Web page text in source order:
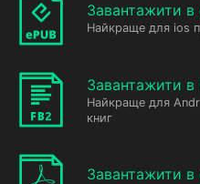
Завантажити в
Найкраще для ios
Завантажити в
Найкраще для
книг
Завантажити в